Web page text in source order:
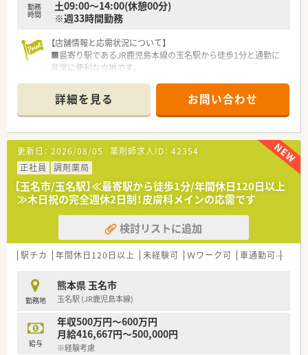
勤務
時間
土09:00～14:00(休憩00分)
※週33時間勤務
【店舗情報と応需状況について】
■最寄り駅であるJR鹿児島本線の玉名駅から徒歩1分と通勤に
非常に便利な立地です。
枚応需する環境です。
■薬剤師はパートを含め4名から5名ほど在籍しており事務員も
2名配置されています。
【募集背景と求める人物像について】
■現在の体制における欠員補充のため即戦力となる経験者を積
極的に歓迎しています。
■指示を待つだけでなく自ら考えて行動できる主体性のある方
を求めている職場です。
■遅い時間までの勤務も厭わずしっかりと稼ぎたいという意欲
的な方を歓迎します。
【法人特徴について】
■熊本市内を中心に県内で調剤薬局を合計9店舗展開している地
■門前のクリニックと良好な関係を築きながら地域医療に貢献
している安定企業です。
■従業員のワークライフバランスを重視し厚い人員体制を整え
ることに注力しています。
詳細を見る お問い合わせ
更新日： 2026/08/05 薬剤師求人ID： 42354
正社員
調剤薬局
【玉名市/玉名駅】≪最寄駅から徒歩1分/年間休日120日以上
≫木日祝の完全週休2日制！皮膚科メインの応需です
検討リストに追加
駅チカ 年間休日120日以上 未経験可 Ｗワーク可 車通勤可
勤務地
熊本県 玉名市
玉名駅 (JR鹿児島本線)
給与
年収500万円～600万円
月給416,667円～500,000円
※経験考慮